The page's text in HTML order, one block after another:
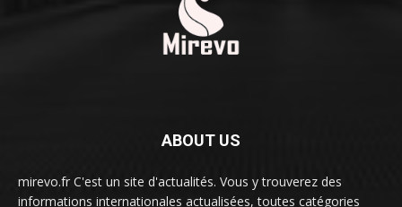
ABOUT US
mirevo.fr C'est un site d'actualités. Vous y trouverez des
informations internationales actualisées, toutes catégories